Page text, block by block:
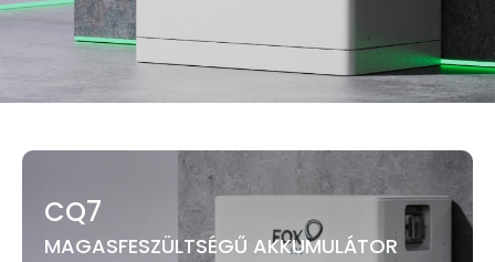
CQ7
MAGASFESZÜLTSÉGŰ AKKUMULÁTOR